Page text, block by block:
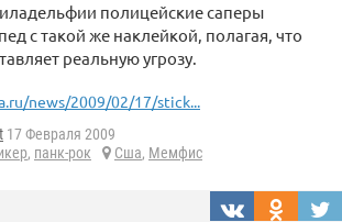
полицейские саперы
с такой же наклейкой, полагая, что
реальную угрозу.
news/2009/02/17/stick...
17 Февраля 2009
, панк-рок Сша, Мемфис